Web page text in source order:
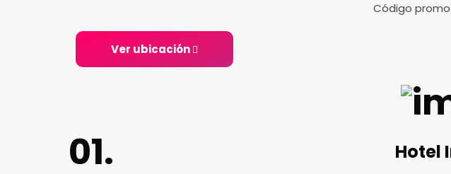
Código
Ver ubicación
Hotel